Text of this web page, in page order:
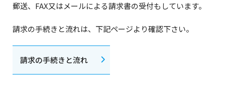
郵送、FAX又はメールによる請求書の受付もしています。
請求の手続きと流れは、下記ページより確認下さい。
請求の手続きと流れ